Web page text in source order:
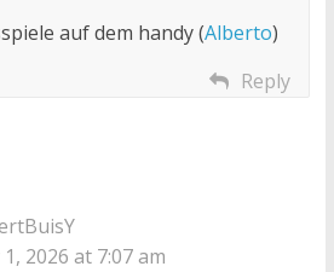
auf dem handy (Alberto)
Reply
1, 2026 at 7:07 am